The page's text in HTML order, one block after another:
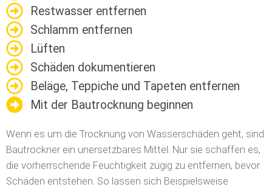
Restwasser entfernen
Schlamm entfernen
Lüften
Schäden dokumentieren
Beläge, Teppiche und Tapeten entfernen
Mit der Bautrocknung beginnen
Wenn es um die Trocknung von Wasserschäden geht, sind
Bautrockner ein unersetzbares Mittel. Nur sie schaffen es,
die vorherrschende Feuchtigkeit zügig zu entfernen, bevor
Schäden entstehen. So lassen sich Beispielsweise